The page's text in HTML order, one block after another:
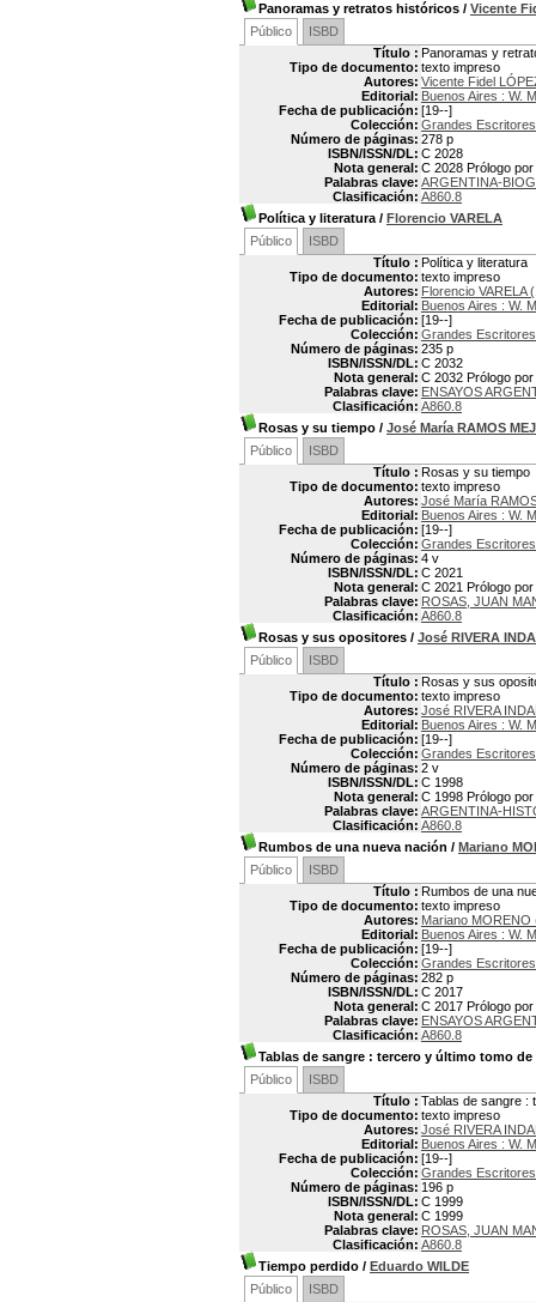
Panoramas y retratos históricos / Vicente
Público
ISBD
Título : Panoramas y
Tipo de documento: texto impreso
Autores: Vicente Fidel
Editorial: Buenos Aires : W.
Fecha de publicación: [19--]
Colección: Grandes
Número de páginas: 278 p
ISBN/ISSN/DL: C 2028
Nota general: C 2028 Prólogo
Palabras clave: ARGENTINA-
Clasificación: A860.8
Política y literatura / Florencio VARELA
Público
ISBD
Título : Política y literatura
Tipo de documento: texto impreso
Autores: Florencio VARELA
Editorial: Buenos Aires : W.
Fecha de publicación: [19--]
Colección: Grandes
Número de páginas: 235 p
ISBN/ISSN/DL: C 2032
Nota general: C 2032 Prólogo
Palabras clave: ENSAYOS
Clasificación: A860.8
Rosas y su tiempo / José María RAMOS
Público
ISBD
Título : Rosas y su tiempo
Tipo de documento: texto impreso
Autores: José María
Editorial: Buenos Aires : W.
Fecha de publicación: [19--]
Colección: Grandes
Número de páginas: 4 v
ISBN/ISSN/DL: C 2021
Nota general: C 2021 Prólogo
Palabras clave: ROSAS, JUAN
Clasificación: A860.8
Rosas y sus opositores / José RIVERA
Público
ISBD
Título : Rosas y sus
Tipo de documento: texto impreso
Autores: José RIVERA
Editorial: Buenos Aires : W.
Fecha de publicación: [19--]
Colección: Grandes
Número de páginas: 2 v
ISBN/ISSN/DL: C 1998
Nota general: C 1998 Prólogo
Palabras clave: ARGENTINA-
Clasificación: A860.8
Rumbos de una nueva nación / Mariano
Público
ISBD
Título : Rumbos de una
Tipo de documento: texto impreso
Autores: Mariano MORENO
Editorial: Buenos Aires : W.
Fecha de publicación: [19--]
Colección: Grandes
Número de páginas: 282 p
ISBN/ISSN/DL: C 2017
Nota general: C 2017 Prólogo
Palabras clave: ENSAYOS
Clasificación: A860.8
Tablas de sangre : tercero y último tomo
Público
ISBD
Título : Tablas de sangre :
Tipo de documento: texto impreso
Autores: José RIVERA
Editorial: Buenos Aires : W.
Fecha de publicación: [19--]
Colección: Grandes
Número de páginas: 196 p
ISBN/ISSN/DL: C 1999
Nota general: C 1999
Palabras clave: ROSAS, JUAN
Clasificación: A860.8
Tiempo perdido / Eduardo WILDE
Público
ISBD